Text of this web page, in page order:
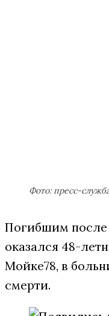
Фото: пресс-
Погибшим после
оказался 48-
Мойке78, в
смерти.